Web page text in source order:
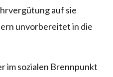
auf sie
unvorbereitet in die
im sozialen Brennpunkt